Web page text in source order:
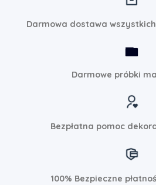
Darmowa dostawa
Darmowe próbki
Bezpłatna pomoc
100% Bezpieczne